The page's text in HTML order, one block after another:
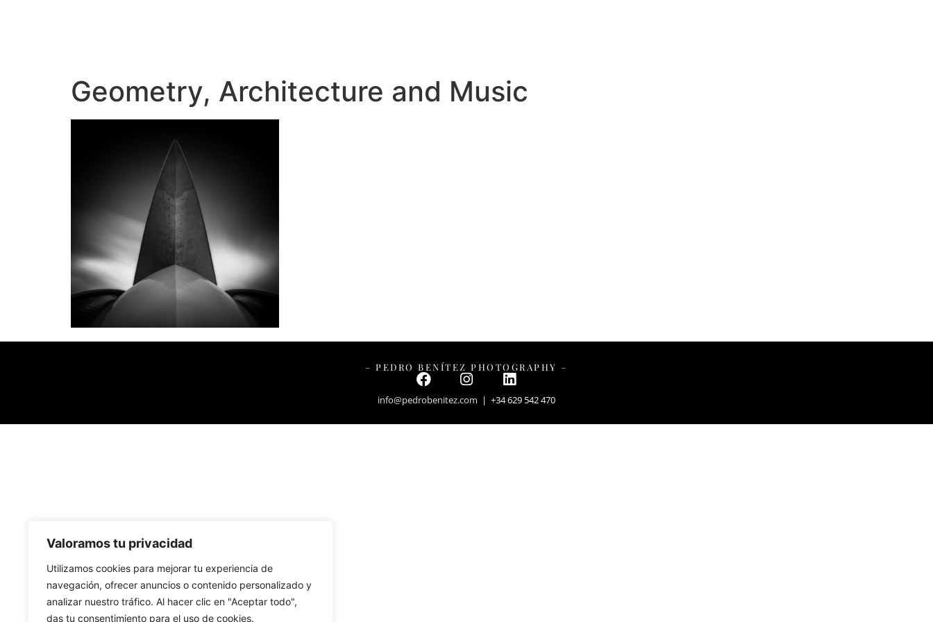
Valoramos tu privacidad
Utilizamos cookies para mejorar tu experiencia de
navegación, ofrecer anuncios o contenido personalizado y
analizar nuestro tráfico. Al hacer clic en "Aceptar todo",
das tu consentimiento para el uso de cookies.
Geometry, Architecture and Music
– PEDRO BENÍTEZ PHOTOGRAPHY –
info@pedrobenitez.com | +34 629 542 470